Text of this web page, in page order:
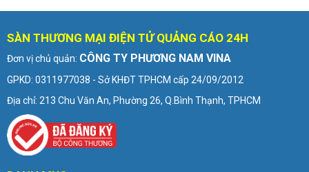
SÀN THƯƠNG MẠI ĐIỆN TỬ QUẢNG CÁO 24H
Đơn vị chủ quản: CÔNG TY PHƯƠNG NAM VINA
GPKD: 0311977038 - Sở KHĐT TPHCM cấp 24/09/2012
Địa chỉ: 213 Chu Văn An, Phường 26, Q.Bình Thạnh, TPHCM